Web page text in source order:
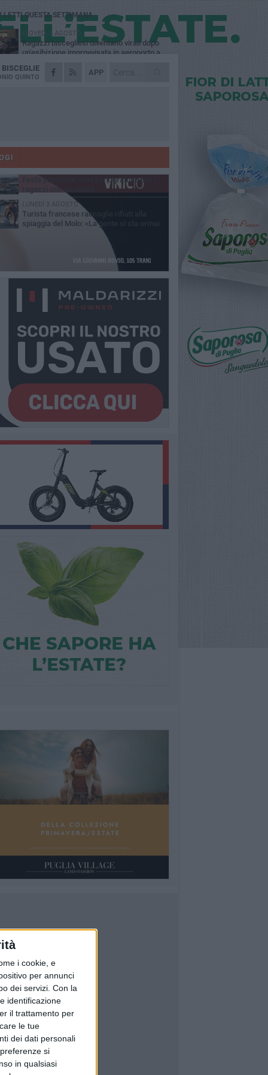
i cookie, e
per annunci
dei servizi. Con la
identificazione
il trattamento per
le tue
dei dati personali
si
in qualsiasi
APP
BISCEGLIE
QUINTO
LETTI QUESTA SETTIMANA
GIOVEDÌ 6 AGOSTO
Ragazzi biscegliesi diventano virali dopo
un'esibizione improvvisata in aeroporto a
MARTEDÌ 4 AGOSTO
Emergenza caldo, il Comune di Bisceglie
Due auto incendiate nella notte in via Dieta
MERCOLEDÌ 5 AGOSTO
Festa patronale, luna park gratuito per i
LUNEDÌ 3 AGOSTO
Turista francese raccoglie rifiuti alla
spiaggia del Molo: «La gente si sta ormai